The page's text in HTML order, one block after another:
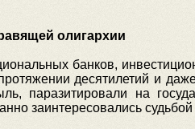
олигархии
банков,
десятилетий и
паразитировали на
заинтересовались судьбой